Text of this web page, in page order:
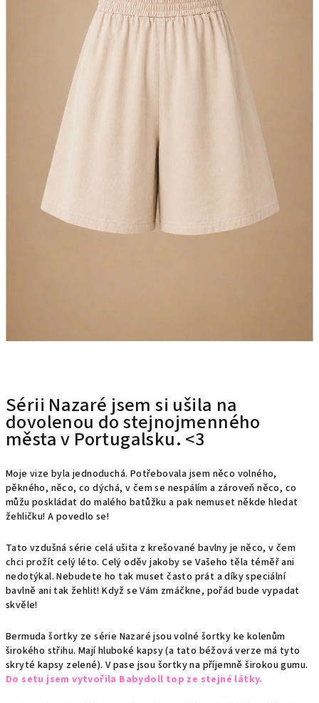
Sérii Nazaré jsem si ušila na
dovolenou do stejnojmenného
města v Portugalsku. <3
Moje vize byla jednoduchá. Potřebovala jsem něco volného,
pěkného, něco, co dýchá, v čem se nespálím a zároveň něco, co
můžu poskládat do malého batůžku a pak nemuset někde hledat
žehličku! A povedlo se!
Tato vzdušná série celá ušita z krešované bavlny je něco, v čem
chci prožít celý léto. Celý oděv jakoby se Vašeho těla téměř ani
nedotýkal. Nebudete ho tak muset často prát a díky speciální
bavlně ani tak žehlit!Když se Vám zmáčkne, pořád bude vypadat
skvěle!
Bermuda šortky ze série Nazaré jsou volné šortky ke kolenům
širokého střihu. Mají hluboké kapsy (a tato béžová verze má tyto
skryté kapsy zelené). V pase jsou šortky na příjemně širokou gumu.
Do setu jsem vytvořila Babydoll top ze stejné látky.